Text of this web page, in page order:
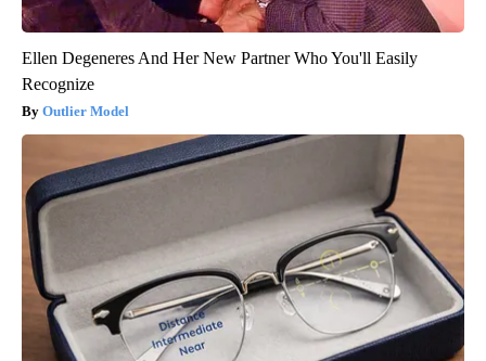
Ellen Degeneres And Her New Partner Who You'll Easily
Recognize
Outlier Model